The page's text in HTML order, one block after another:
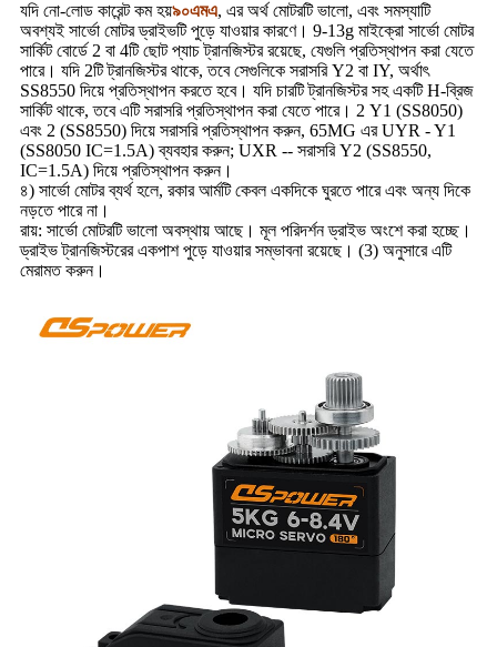
যদি নো-লোড কারেন্ট কম হয়৯০এমএ, এর অর্থ মোটরটি ভালো, এবং সমস্যাটি
অবশ্যই সার্ভো মোটর ড্রাইভটি পুড়ে যাওয়ার কারণে। 9-13g মাইক্রো সার্ভো মোটর
সার্কিট বোর্ডে 2 বা 4টি ছোট প্যাচ ট্রানজিস্টর রয়েছে, যেগুলি প্রতিস্থাপন করা যেতে
পারে। যদি 2টি ট্রানজিস্টর থাকে, তবে সেগুলিকে সরাসরি Y2 বা IY, অর্থাৎ
SS8550 দিয়ে প্রতিস্থাপন করতে হবে। যদি চারটি ট্রানজিস্টর সহ একটি H-ব্রিজ
সার্কিট থাকে, তবে এটি সরাসরি প্রতিস্থাপন করা যেতে পারে। 2 Y1 (SS8050)
এবং 2 (SS8550) দিয়ে সরাসরি প্রতিস্থাপন করুন, 65MG এর UYR - Y1
(SS8050 IC=1.5A) ব্যবহার করুন; UXR -- সরাসরি Y2 (SS8550,
IC=1.5A) দিয়ে প্রতিস্থাপন করুন।
৪) সার্ভো মোটর ব্যর্থ হলে, রকার আর্মটি কেবল একদিকে ঘুরতে পারে এবং অন্য দিকে
নড়তে পারে না।
রায়: সার্ভো মোটরটি ভালো অবস্থায় আছে। মূল পরিদর্শন ড্রাইভ অংশে করা হচ্ছে।
ড্রাইভ ট্রানজিস্টরের একপাশ পুড়ে যাওয়ার সম্ভাবনা রয়েছে। (3) অনুসারে এটি
মেরামত করুন।